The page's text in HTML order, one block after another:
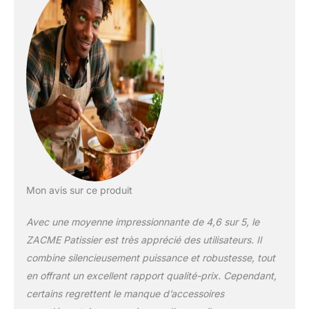
et silencieux 1500w ：
Le robot multifonction
de 1500W est équipé
d'un moteur puissant et
d'un nouveau boîtier en
métal moulé sous
pression de haute
qualité et d'aspect
impressionnant. Le
nouveau réducteur
planétaire entièrement
verticale. Le niveau
dépasse pas 68 dB.
Écran LCD haute
technologie：L'écran
LCD de ce mixeur haute
Mon avis sur ce produit
Avec une moyenne impressionnante de 4,6 sur 5, le
ZACME Patissier est très apprécié des utilisateurs. Il
combine silencieusement puissance et robustesse, tout
en offrant un excellent rapport qualité-prix. Cependant,
certains regrettent le manque d’accessoires